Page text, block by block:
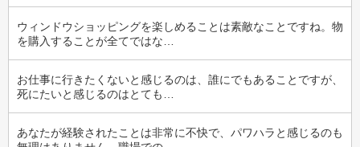
ウィンドウショッピングを楽しめることは素敵なことですね。物
を購入することが全てではな…
お仕事に行きたくないと感じるのは、誰にでもあることですが、
死にたいと感じるのはとても…
あなたが経験されたことは非常に不快で、パワハラと感じるのも